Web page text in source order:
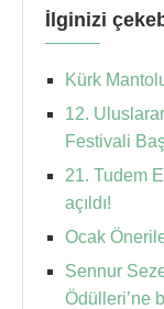
İlginizi
Kürk
12.
Festivali
21. Tudem
açıldı!
Ocak
Sennur
Ödülleri’ne